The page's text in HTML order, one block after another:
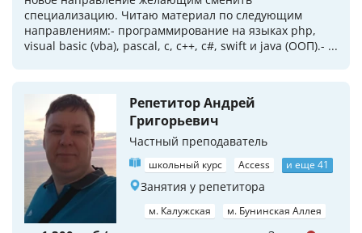
специализацию. Читаю материал по следующим
направлениям:- программирование на языках php,
visual basic (vba), pascal, c, с++, с#, swift и java (ООП).- ...
Репетитор Андрей
Григорьевич
Частный преподаватель
школьный курс Access и еще 41
Занятия у репетитора
м. Калужская м. Бунинская Аллея